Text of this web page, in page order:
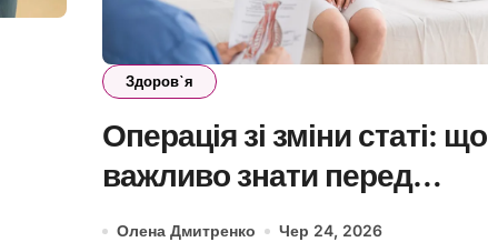
Здоров`я
Операція зі зміни статі: що
важливо знати перед
ухваленням рішення
Олена Дмитренко
Чер 24, 2026